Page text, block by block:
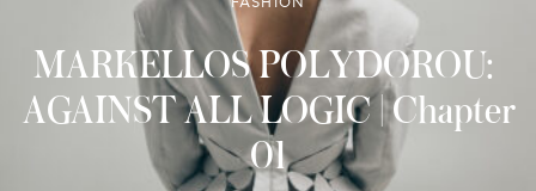
MARKELLOS POLYDOROU:
AGAINST ALL LOGIC | Chapter
01